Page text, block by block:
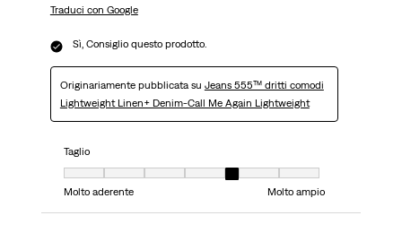
Traduci con Google
Sì, Consiglio questo prodotto.
Originariamente pubblicata su Jeans 555™ dritti comodi
Lightweight Linen+ Denim-Call Me Again Lightweight
Taglio
Molto aderente
Molto ampio